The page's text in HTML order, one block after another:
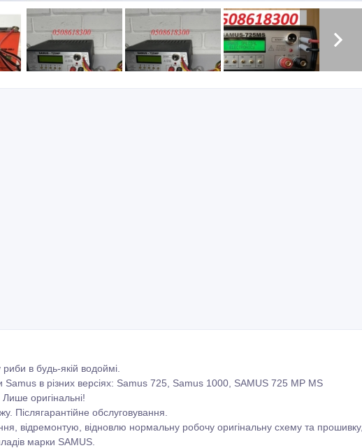
в будь-якій водоймі.
в різних версіях: Samus 725, Samus 1000, SAMUS 725 MP MS
оригінальні!
Післягарантійне обслуговування.
відремонтую, відновлю нормальну робочу оригінальну схему та прошивку,
марки SAMUS.